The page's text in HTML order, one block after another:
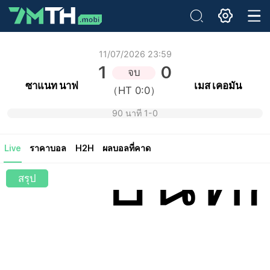
บันทึ
ซาแนท นาฟ
11/07/2026 23:59
1
จบ
（HT 0:0）
0
90 นาที 1-0
เมส เคอมัน
Live ราคาบอล H2H ผลบอลที่คาด
สรุป